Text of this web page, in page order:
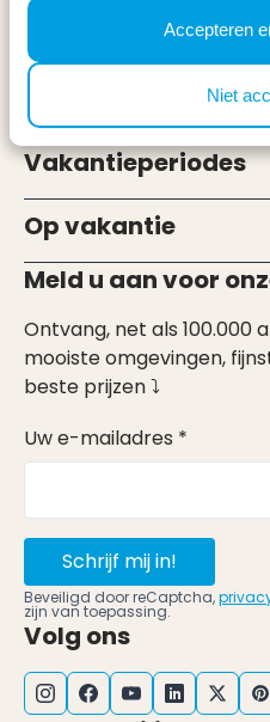
Accepteren
Niet
Vakantieperiodes
Op vakantie
Meld u aan voor
Ontvang, net als 100.000
mooiste omgevingen,
beste prijzen ⤵
Uw e-mailadres *
Schrijf mij in!
Beveiligd door reCaptcha,
zijn van toepassing.
Volg ons